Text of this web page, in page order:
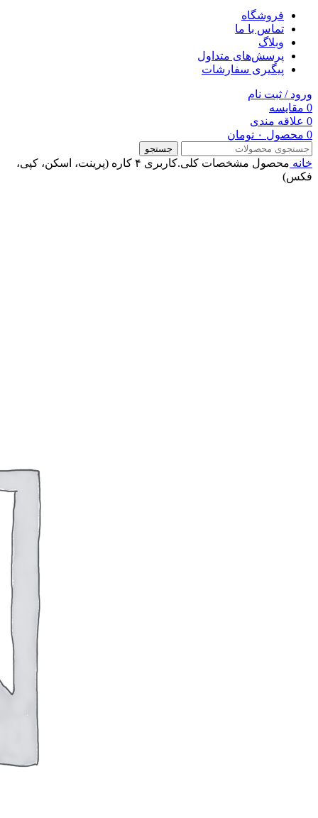
فروشگاه
تماس با ما
وبلاگ
پرسش‌های متداول
پیگیری سفارشات
ورود / ثبت نام
0 مقایسه
0 علاقه مندی
0 محصول ۰ تومان
جستجو
خانه محصول مشخصات کلی.کاربری
۴ کاره (پرینت، اسکن، کپی،
فکس)